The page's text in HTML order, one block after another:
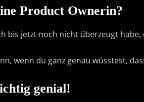
Product Ownerin?
bis jetzt noch nicht überzeugt habe,
wenn du ganz genau wüsstest,
genial!